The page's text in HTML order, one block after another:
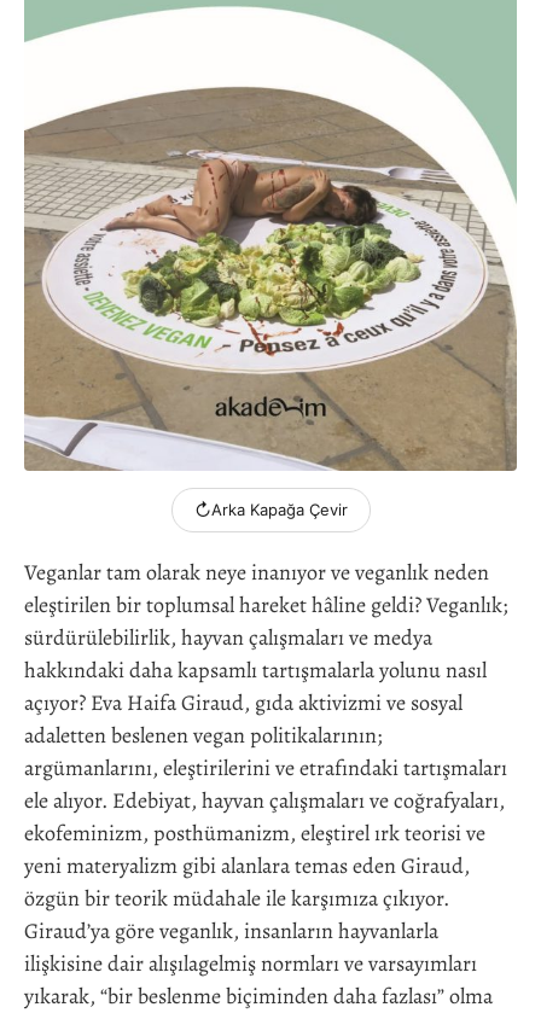
↻Arka Kapağa Çevir
Veganlar tam olarak neye inanıyor ve veganlık neden
eleştirilen bir toplumsal hareket hâline geldi? Veganlık;
sürdürülebilirlik, hayvan çalışmaları ve medya
hakkındaki daha kapsamlı tartışmalarla yolunu nasıl
açıyor? Eva Haifa Giraud, gıda aktivizmi ve sosyal
adaletten beslenen vegan politikalarının;
argümanlarını, eleştirilerini ve etrafındaki tartışmaları
ele alıyor. Edebiyat, hayvan çalışmaları ve coğrafyaları,
ekofeminizm, posthümanizm, eleştirel ırk teorisi ve
yeni materyalizm gibi alanlara temas eden Giraud,
özgün bir teorik müdahale ile karşımıza çıkıyor.
Giraud’ya göre veganlık, insanların hayvanlarla
ilişkisine dair alışılagelmiş normları ve varsayımları
yıkarak, “bir beslenme biçiminden daha fazlası” olma